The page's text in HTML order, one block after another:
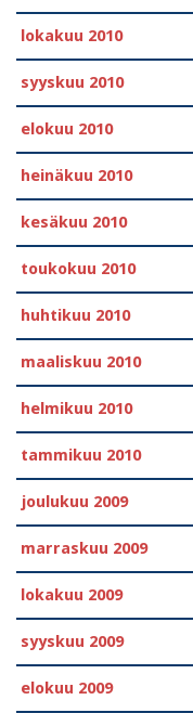
lokakuu 2010
syyskuu 2010
elokuu 2010
heinäkuu 2010
kesäkuu 2010
toukokuu 2010
huhtikuu 2010
maaliskuu 2010
helmikuu 2010
tammikuu 2010
joulukuu 2009
marraskuu 2009
lokakuu 2009
syyskuu 2009
elokuu 2009